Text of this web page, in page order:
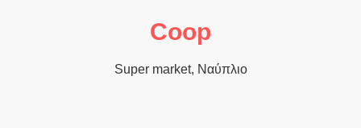
Coop
Super market, Ναύπλιο